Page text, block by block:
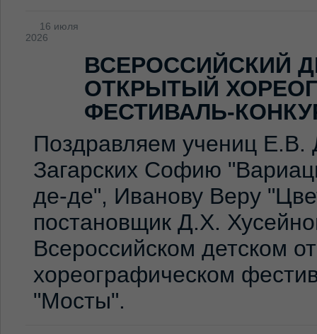
16 июля
2026
ВСЕРОССИЙСКИЙ
ОТКРЫТЫЙ
ФЕСТИВАЛЬ-
Поздравляем учениц Е.В.
Загарских Софию
де-де", Иванову Веру
постановщик Д.Х.
Всероссийском детском
хореографическом
"Мосты".